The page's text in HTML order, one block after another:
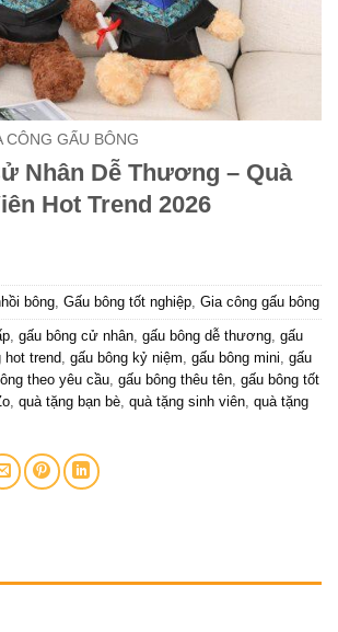
CÔNG GẤU BÔNG
Nhân Dễ Thương – Quà
Hot Trend 2026
bông Gấu bông tốt nghiệp Gia công gấu bông
gấu bông cử nhân gấu bông dễ thương gấu
hot trend gấu bông kỷ niệm gấu bông mini gấu
theo yêu cầu gấu bông thêu tên gấu bông tốt
quà tặng bạn bè quà tặng sinh viên quà tặng